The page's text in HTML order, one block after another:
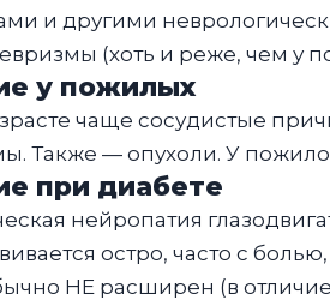
и другими
(хоть и реже, чем у
у пожилых
чаще сосудистые
Также — опухоли. У
при диабете
нейропатия
остро, часто с
НЕ расширен (в